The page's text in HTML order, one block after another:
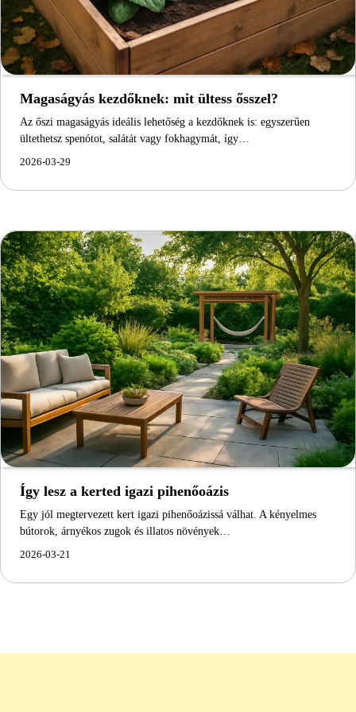
Magaságyás kezdőknek: mit ültess ősszel?
Az őszi magaságyás ideális lehetőség a kezdőknek is: egyszerűen
ültethetsz spenótot, salátát vagy fokhagymát, így…
2026-03-29
Így lesz a kerted igazi pihenőoázis
Egy jól megtervezett kert igazi pihenőoázissá válhat. A kényelmes
bútorok, árnyékos zugok és illatos növények…
2026-03-21